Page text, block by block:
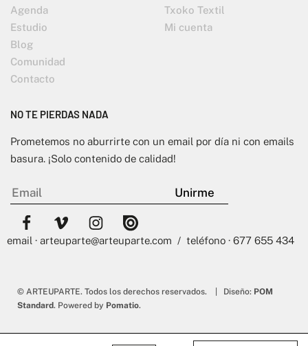
Agenda
Estudio
Blog
Comunidad
Contacto
Txoko Textil
Mi cuenta
NO TE PIERDAS NADA
Prometemos no aburrirte con un email por día ni con emails
basura. ¡Solo contenido de calidad!
email · arteuparte@arteuparte.com / teléfono · 677 655 434
© ARTEUPARTE. Todos los derechos reservados. | Diseño: POM
Standard. Powered by Pomatio.